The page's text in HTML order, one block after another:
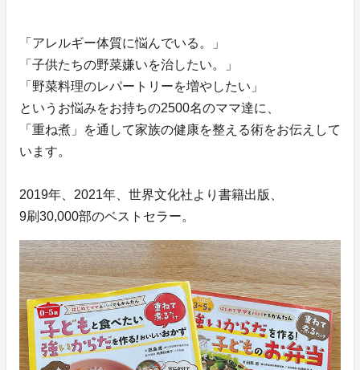
「アレルギー体質に悩んでいる。」
「子供たちの野菜嫌いを治したい。」
「野菜料理のレパートリーを増やしたい」
というお悩みをお持ちの2500名のママ達に、
「重ね煮」を通して家族の健康を整える術をお伝えして
います。
2019年、2021年、世界文化社より書籍出版、
9刷30,000部のベストセラー。